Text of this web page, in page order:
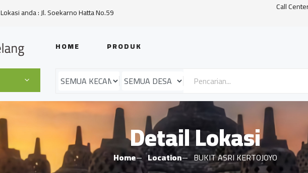
Lokasi anda : Jl. Soekarno Hatta No.59 Call
HOME PRODUK
Detail Lokasi
Home Location BUKIT ASRI KERTOJOYO